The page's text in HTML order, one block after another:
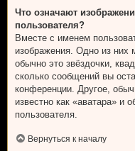
Что означают
пользователя?
Вместе с именем
изображения. Одно из них
обычно это звёздочки,
сколько сообщений вы
конференции. Другое,
известно как «аватара» и
пользователя.
Вернуться к началу